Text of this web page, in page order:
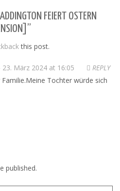
FEIERT OSTERN
this post.
23. März 2024 at 16:05
REPLY
Tochter würde sich
published.